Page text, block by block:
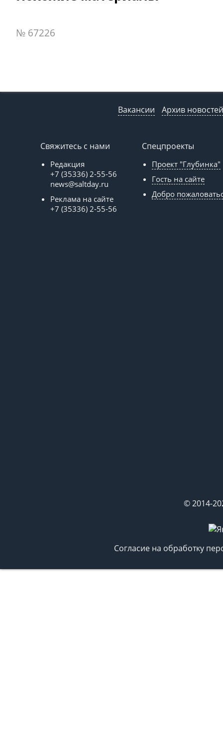
№ 67226
Вакансии Архив новостей
Свяжитесь с нами
Редакция
+7 (35336) 2-55-56
news@saltday.ru
Реклама на сайте
+7 (35336) 2-55-56
Спецпроекты
Проект "Глубинка"
Гость на сайте
Добро
© 2014-
Согласие на обработку